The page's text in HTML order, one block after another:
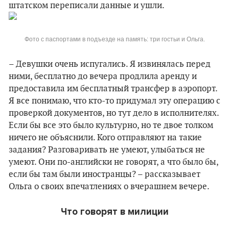
штатском переписали данные и ушли.
Фото с паспортами в подъезде на память: три гостьи и Ольга.
– Девушки очень испугались. Я извинялась перед
ними, бесплатно до вечера продлила аренду и
предоставила им бесплатный трансфер в аэропорт.
Я все понимаю, что кто-то придумал эту операцию с
проверкой документов, но тут дело в исполнителях.
Если бы все это было культурно, но те двое толком
ничего не объяснили. Кого отправляют на такие
задания? Разговаривать не умеют, улыбаться не
умеют. Они по-английски не говорят, а что было бы,
если бы там были иностранцы? – рассказывает
Ольга о своих впечатлениях о вчерашнем вечере.
Что говорят в милиции